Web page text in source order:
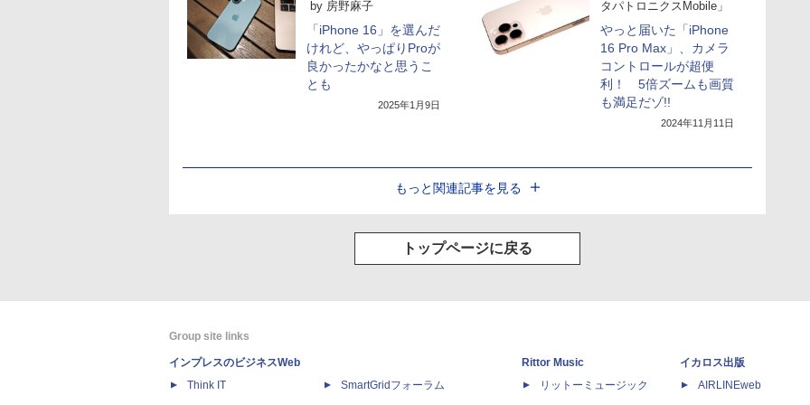
by 房野麻子
「iPhone 16」を選んだ
けれど、やっぱりProが
良かったかなと思うこ
とも
2025年1月9日
タパトロニクスMobile」
やっと届いた「iPhone
16 Pro Max」、カメラ
コントロールが超便
利！ 5倍ズームも画質
も満足だゾ!!
2024年11月11日
もっと関連記事を見る
トップページに戻る
Group site links
インプレスのビジネスWeb
Think IT
SmartGridフォーラム
Rittor Music
リットーミュージック
イカロス出版
AIRLINEweb